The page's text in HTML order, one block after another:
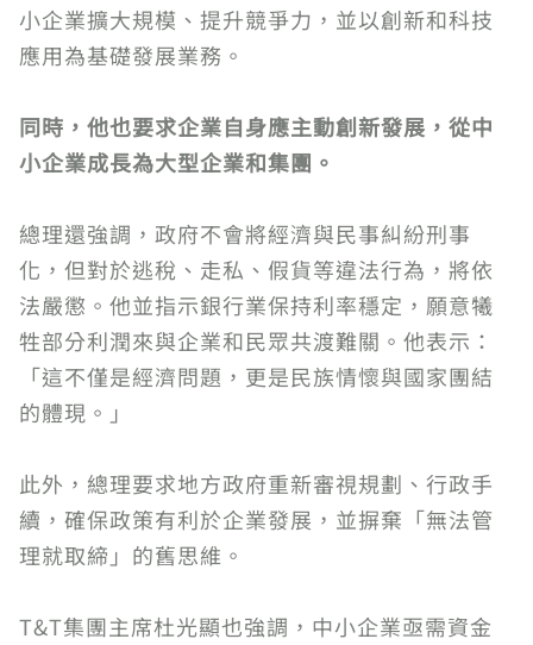
小企業擴大規模、提升競爭力，並以創新和科技
應用為基礎發展業務。
同時，他也要求企業自身應主動創新發展，從中
小企業成長為大型企業和集團。
總理還強調，政府不會將經濟與民事糾紛刑事
化，但對於逃稅、走私、假貨等違法行為，將依
法嚴懲。他並指示銀行業保持利率穩定，願意犧
牲部分利潤來與企業和民眾共渡難關。他表示：
「這不僅是經濟問題，更是民族情懷與國家團結
的體現。」
此外，總理要求地方政府重新審視規劃、行政手
續，確保政策有利於企業發展，並摒棄「無法管
理就取締」的舊思維。
T&T集團主席杜光顯也強調，中小企業亟需資金